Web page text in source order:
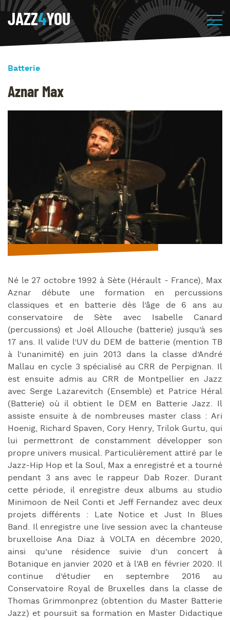
JAZZ4YOU
Batterie
Aznar Max
Né le 27 octobre 1992 à Sète (Hérault - France), Max
Aznar débute une formation en percussions
classiques et en batterie dès l’âge de 6 ans au
conservatoire de Sète avec Isabelle Canard
(percussions) et Joël Allouche (batterie) jusqu’à ses
17 ans. Il valide l’UV du DEM de batterie (mention TB
à l’unanimité) en juin 2013 dans la classe d’André
Mallau en cycle 3 spécialisé au CRR de Perpignan. Il
est ensuite admis au CRR de Montpellier en Jazz
avec Serge Lazarevitch (Ensemble) et Patrice Héral
(Batterie) où il obtient le DEM en Batterie Jazz. Il
assiste ensuite à de nombreuses master class : Ari
Hoenig, Richard Spaven, Cory Henry, Trilok Gurtu, qui
lui permettront de constamment développer son
propre univers musical. Particulièrement attiré par le
Jazz-Hip Hop et la Soul, Max a enregistré et a tourné
pendant 3 ans avec le rappeur Dab Rozer. Durant
cette période, il enregistre deux albums au studio
Minimoon de Neil Conti et Jeff Fernandez avec deux
projets différents : Late Notice et Just In Blues
Band. Il enregistre une live session avec la chanteuse
bruxelloise Ana Diaz à VOLTA en décembre 2020,
ainsi qu’une résidence suivie d’un concert à
Botanique en janvier 2020 et à l'AB en février 2020. Il
continue d’étudier en septembre 2016 au
Conservatoire Royal de Bruxelles dans la classe de
Thomas Grimmonprez (obtention du Master Batterie
Jazz) et poursuit sa formation en Master Didactique